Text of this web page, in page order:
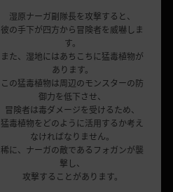
湿原ナーガ副隊長を攻撃すると、
彼の手下が四方から冒険者を威嚇しま
す。
また、湿地にはあちこちに猛毒植物が
あります。
この猛毒植物は周辺のモンスターの防
御力を低下させ、
冒険者は毒ダメージを受けるため、
猛毒植物をどのように活用するか考え
なければなりません。
稀に、ナーガの敵であるフォガンが襲
撃し、
攻撃することがあります。